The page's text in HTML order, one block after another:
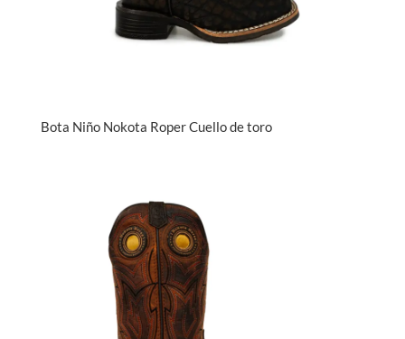
Bota Niño Nokota Roper Cuello de toro